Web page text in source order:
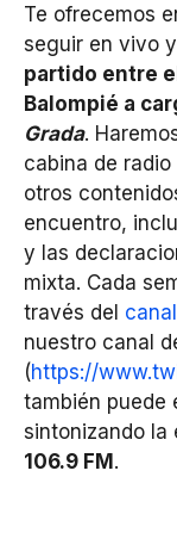
Te ofrecemos
seguir en vivo
partido entre
Balompié a
Grada.
cabina de
otros
encuentro,
y las
mixta. Cada
través del
nuestro canal
(https://
también puede
sintonizando la
106.9 FM.